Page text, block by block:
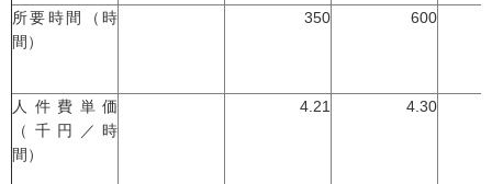
所要時間（時
間）
350 600
人件費単価
（千円／時
間）
4.21 4.30